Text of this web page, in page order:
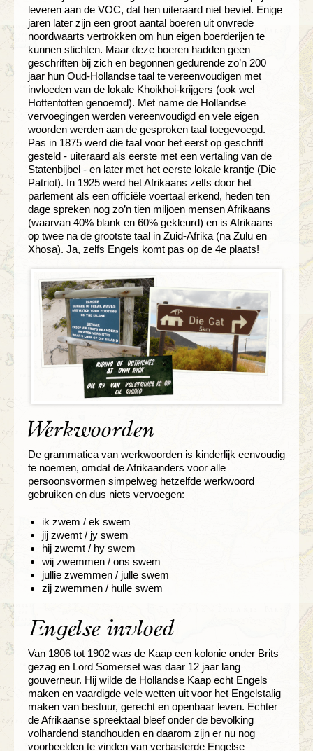
leveren aan de VOC, dat hen uiteraard niet beviel. Enige
jaren later zijn een groot aantal boeren uit onvrede
noordwaarts vertrokken om hun eigen boerderijen te
kunnen stichten. Maar deze boeren hadden geen
geschriften bij zich en begonnen gedurende zo’n 200
jaar hun Oud-Hollandse taal te vereenvoudigen met
invloeden van de lokale Khoikhoi-krijgers (ook wel
Hottentotten genoemd). Met name de Hollandse
vervoegingen werden vereenvoudigd en vele eigen
woorden werden aan de gesproken taal toegevoegd.
Pas in 1875 werd die taal voor het eerst op geschrift
gesteld - uiteraard als eerste met een vertaling van de
Statenbijbel - en later met het eerste lokale krantje (Die
Patriot). In 1925 werd het Afrikaans zelfs door het
parlement als een officiële voertaal erkend, heden ten
dage spreken nog zo’n tien miljoen mensen Afrikaans
(waarvan 40% blank en 60% gekleurd) en is Afrikaans
op twee na de grootste taal in Zuid-Afrika (na Zulu en
Xhosa). Ja, zelfs Engels komt pas op de 4e plaats!
Werkwoorden
De grammatica van werkwoorden is kinderlijk eenvoudig
te noemen, omdat de Afrikaanders voor alle
persoonsvormen simpelweg hetzelfde werkwoord
gebruiken en dus niets vervoegen:
ik zwem / ek swem
jij zwemt / jy swem
hij zwemt / hy swem
wij zwemmen / ons swem
jullie zwemmen / julle swem
zij zwemmen / hulle swem
Engelse invloed
Van 1806 tot 1902 was de Kaap een kolonie onder Brits
gezag en Lord Somerset was daar 12 jaar lang
gouverneur. Hij wilde de Hollandse Kaap echt Engels
maken en vaardigde vele wetten uit voor het Engelstalig
maken van bestuur, gerecht en openbaar leven. Echter
de Afrikaanse spreektaal bleef onder de bevolking
volhardend standhouden en daarom zijn er nu nog
voorbeelden te vinden van verbasterde Engelse